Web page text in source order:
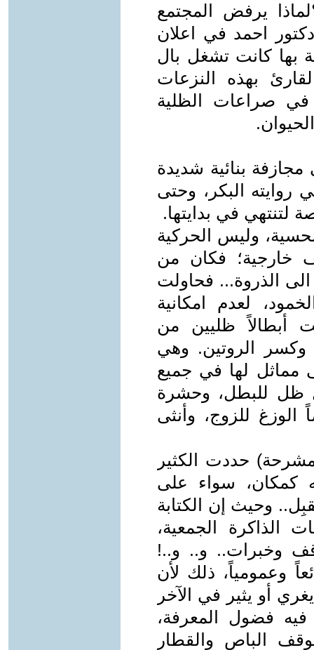
يرفض المجتمع
احمد في اعلان
بها كانت تشغل بال
بهذه النزعات
في صراعات الظلية
بنائية شديدة
البكر، وحتى
لتنتهي في بدايتها.
وليس الحركية
خارجية؛ فكان من
الذروة... فحاولت
لعدم امكانية
أبطالاً ظليين من
وكسر الروتين. وهي
مماثل لها في جميع
ظل للبطل، وحشرة
للزوج، وأنثى
حددت الكثير
كمكان، سواء على
وحيث إن الكتابة
الذاكرة الجمعية،
وخبرات.. و.. و..!
وعمومياً، ذلك لأن
أو يثير في الآخر
فضول المعرفة،
الباص والقطار